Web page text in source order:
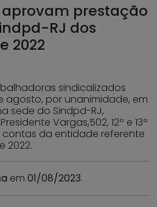
prestação
RJ dos
2022
sindicalizados
agosto, por unanimidade, em
sede do Sindpd-RJ,
Vargas,502, 12º e 13º
da entidade referente
2022.
em 01/08/2023.